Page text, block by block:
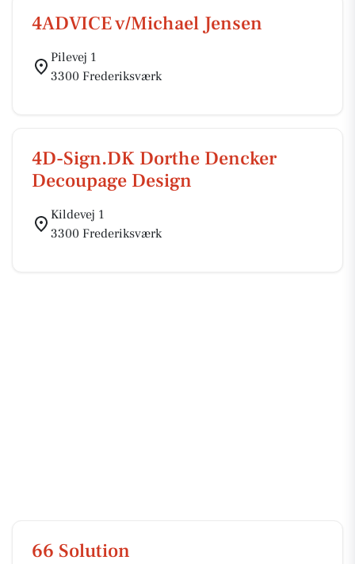
4ADVICE v/Michael Jensen
Pilevej 1
3300 Frederiksværk
4D-Sign.DK Dorthe Dencker
Decoupage Design
Kildevej 1
3300 Frederiksværk
66 Solution